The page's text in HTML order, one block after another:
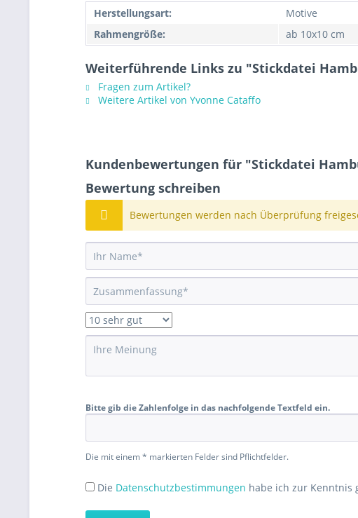
Herstellungsart:
Motive
Rahmengröße:
ab 10x10 cm
Weiterführende Links zu "Stickdatei
Fragen zum Artikel?
Weitere Artikel von Yvonne Cataffo
Kundenbewertungen für "Stickdatei
Bewertung schreiben
Bewertungen werden nach Überprüfung
Bitte gib die Zahlenfolge in das nachfolgende Textfeld ein.
Die mit einem * markierten Felder sind Pflichtfelder.
Die Datenschutzbestimmungen habe ich zur Kenntnis